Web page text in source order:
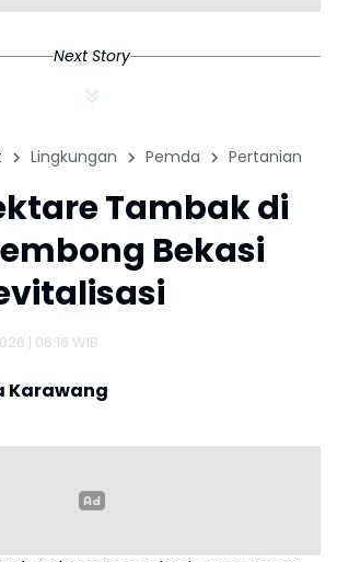
Next Story
Lingkungan Pemda Pertanian
Tambak di
Bekasi
| 06:16 WIB
Karawang